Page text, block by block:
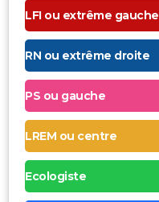
LFI ou extrême gauche
RN ou extrême droite
PS ou gauche
LREM ou centre
Ecologiste